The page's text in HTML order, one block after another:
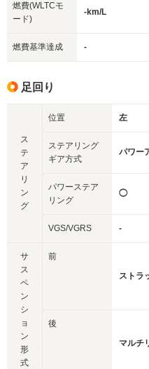
燃費(WLTCモ
ード)
-km/L
燃費基準達成 -
足回り
ス
テ
ア
リ
ン
グ
位置 左
ステアリング
ギア方式
パワー
パワーステア
リング
◯
VGS/VGRS -
サ
ス
ペ
ン
シ
ョ
ン
形
式
前
ストラ
後
マルチ